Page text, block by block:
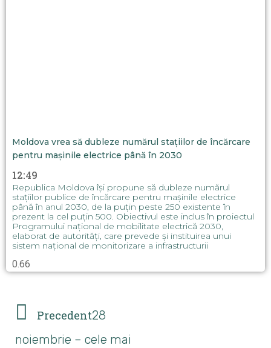
Moldova vrea să dubleze numărul stațiilor de încărcare
pentru mașinile electrice până în 2030
12:49
Republica Moldova își propune să dubleze numărul
stațiilor publice de încărcare pentru mașinile electrice
până în anul 2030, de la puțin peste 250 existente în
prezent la cel puțin 500. Obiectivul este inclus în proiectul
Programului național de mobilitate electrică 2030,
elaborat de autorități, care prevede și instituirea unui
sistem național de monitorizare a infrastructurii
Precedent28
noiembrie – cele mai